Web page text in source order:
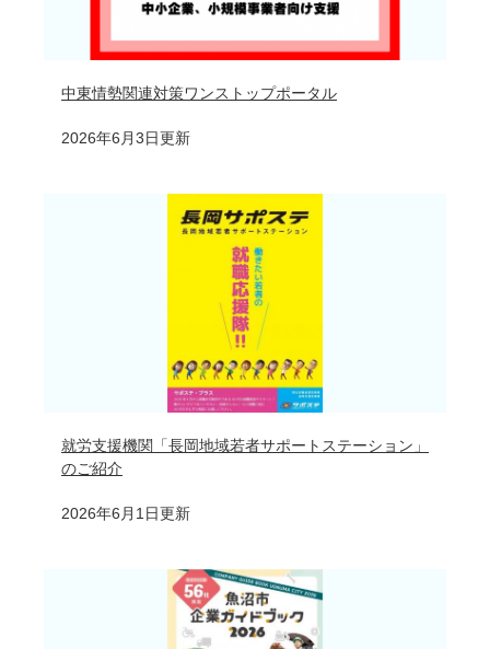
中東情勢関連対策ワンストップポータル
2026年6月3日更新
就労支援機関「長岡地域若者サポートステーション」
のご紹介
2026年6月1日更新